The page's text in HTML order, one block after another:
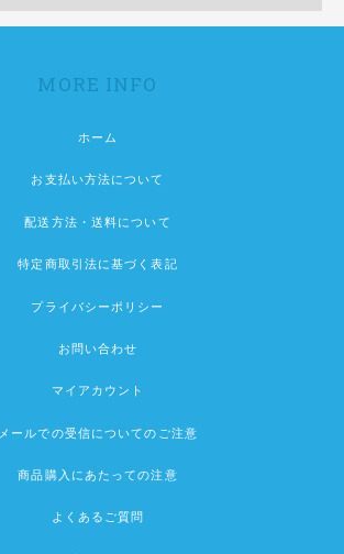
MORE INFO
ホーム
お支払い方法について
配送方法・送料について
特定商取引法に基づく表記
プライバシーポリシー
お問い合わせ
マイアカウント
メールでの受信についてのご注意
商品購入にあたっての注意
よくあるご質問